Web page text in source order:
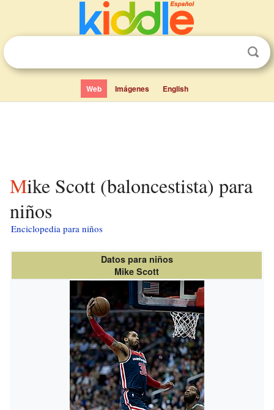
Web Imágenes English
Mike Scott (baloncestista) para
niños
Enciclopedia para niños
Datos para niños
Mike Scott